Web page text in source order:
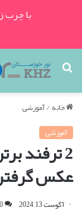
با چرب
جستجو
برای
خانه/آموزشی
آموزشی
2 ترفند
عکس
آگوست 13, 2024 0